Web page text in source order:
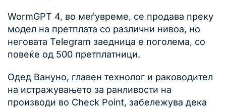
WormGPT 4, во меѓувреме, се продава преку
модел на претплата со различни нивоа, но
неговата Telegram заедница е поголема, со
повеќе од 500 претплатници.
Одед Вануно, главен технолог и раководител
на истражувањето за ранливости на
производи во Check Point, забележува дека